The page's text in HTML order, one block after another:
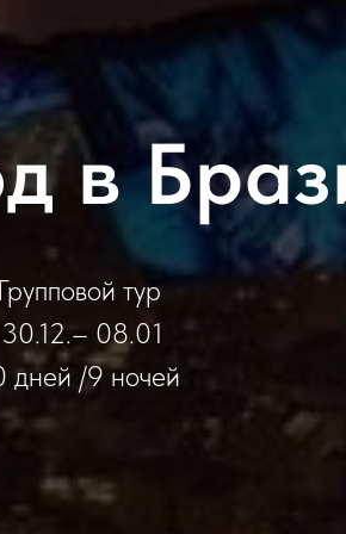
в
Групповой тур
30.12.– 08.01
дней /9 ночей